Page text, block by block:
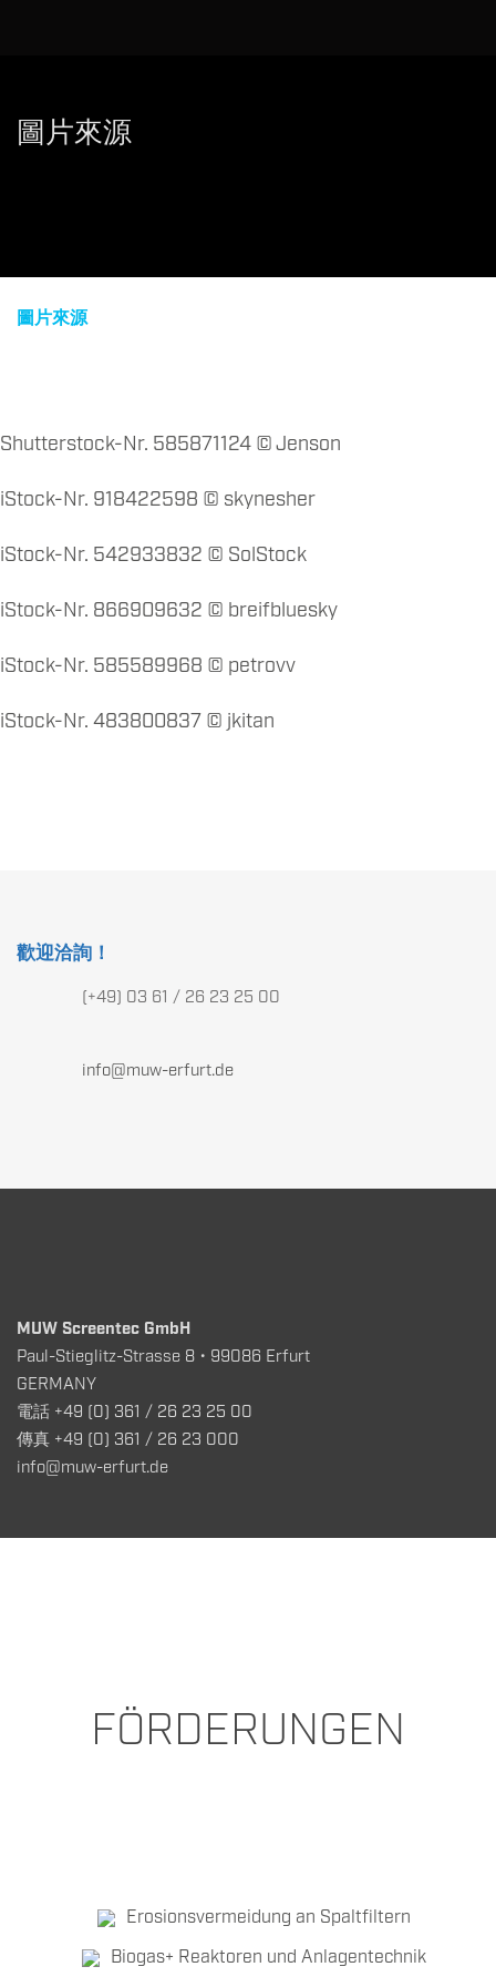
圖片來源
圖片來源
Shutterstock-Nr. 585871124 © Jenson
iStock-Nr. 918422598 © skynesher
iStock-Nr. 542933832 © SolStock
iStock-Nr. 866909632 © breifbluesky
iStock-Nr. 585589968 © petrovv
iStock-Nr. 483800837 © jkitan
歡迎洽詢！
(+49) 03 61 / 26 23 25 00
info@muw-erfurt.de
MUW Screentec GmbH
Paul-Stieglitz-Strasse 8 • 99086 Erfurt
GERMANY
電話 +49 (0) 361 / 26 23 25 00
傳真 +49 (0) 361 / 26 23 000
info@muw-erfurt.de
FÖRDERUNGEN
Erosionsvermeidung an Spaltfiltern
Biogas+ Reaktoren und Anlagentechnik